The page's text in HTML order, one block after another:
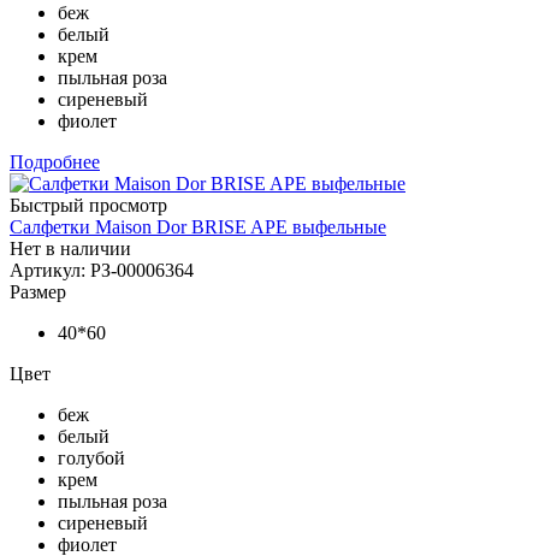
беж
белый
крем
пыльная роза
сиреневый
фиолет
Подробнее
Быстрый просмотр
Салфетки Maison Dor BRISE APE выфельные
Нет в наличии
Артикул: РЗ-00006364
Размер
40*60
Цвет
беж
белый
голубой
крем
пыльная роза
сиреневый
фиолет